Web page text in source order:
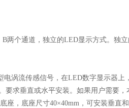
个通道，独立的LED显示方式。独立
电涡流传感信号，在LED数字显示器上
要求垂直或水平安装。如果用户需要
座，底座尺寸40×40mm，可安装垂直